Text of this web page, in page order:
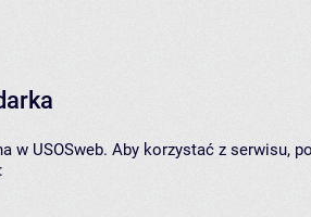
w USOSweb. Aby korzystać z serwisu,